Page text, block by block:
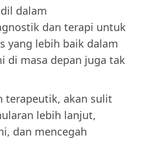
dalam
dan terapi untuk
yang lebih baik dalam
di masa depan juga tak
terapeutik, akan sulit
lebih lanjut,
dan mencegah